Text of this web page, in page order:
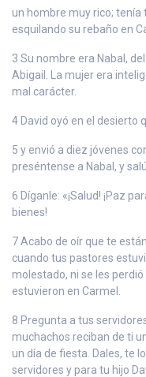
un hombre muy rico; tenía
esquilando su rebaño en
3 Su nombre era Nabal,
Abigail. La mujer era
mal carácter.
4 David oyó en el desierto
5 y envió a diez jóvenes
preséntense a Nabal, y
6 Díganle: «¡Salud! ¡Paz
bienes!
7 Acabo de oír que te
cuando tus pastores
molestado, ni se les
estuvieron en Carmel.
8 Pregunta a tus
muchachos reciban de ti
un día de fiesta. Dales, te
servidores y para tu hijo